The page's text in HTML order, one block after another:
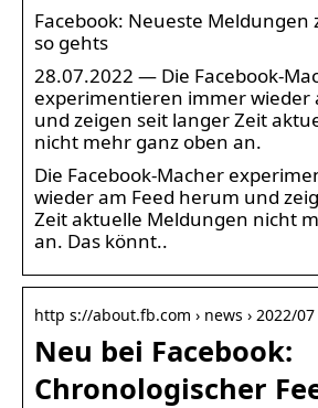
Facebook: Neueste Meldungen
so gehts
28.07.2022 — Die Facebook-
experimentieren immer wieder
und zeigen seit langer Zeit
nicht mehr ganz oben an.
Die Facebook-Macher
wieder am Feed herum und
Zeit aktuelle Meldungen nicht
an. Das könnt..
http s://about.fb.com › news › 2022/
Neu bei Facebook:
Chronologischer